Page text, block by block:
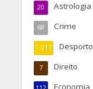
Astrologia
20
Crime
68
Desporto
1.017
Direito
7
Economia